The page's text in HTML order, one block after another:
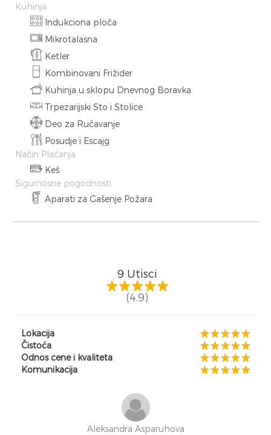
Kuhinja
Indukciona ploča
Mikrotalasna
Ketler
Kombinovani Frižider
Kuhinja u sklopu Dnevnog Boravka
Trpezarijski Sto i Stolice
Deo za Ručavanje
Posudje i Escajg
Način Plaćanja
Keš
Sigurnosne pogodnosti
Aparati za Gašenje Požara
9 Utisci
(4.9)
Lokacija
Čistoća
Odnos cene i kvaliteta
Komunikacija
Aleksandra Asparuhova